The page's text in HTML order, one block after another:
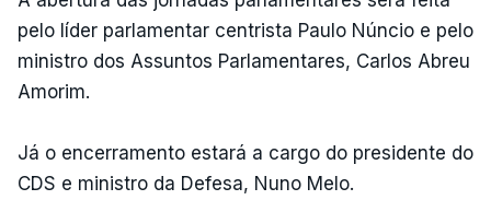
pelo líder parlamentar centrista Paulo Núncio e pelo
ministro dos Assuntos Parlamentares, Carlos Abreu
Amorim.
Já o encerramento estará a cargo do presidente do
CDS e ministro da Defesa, Nuno Melo.